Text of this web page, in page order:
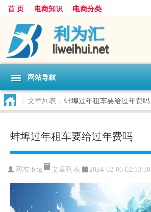
首 页 电商知识 电商分类
网站导航
> 文章列表 > 蚌埠过年租车要给过年费吗
蚌埠过年租车要给过年费吗
网友:bbg 文章列表 2024-02-06 02:13:30